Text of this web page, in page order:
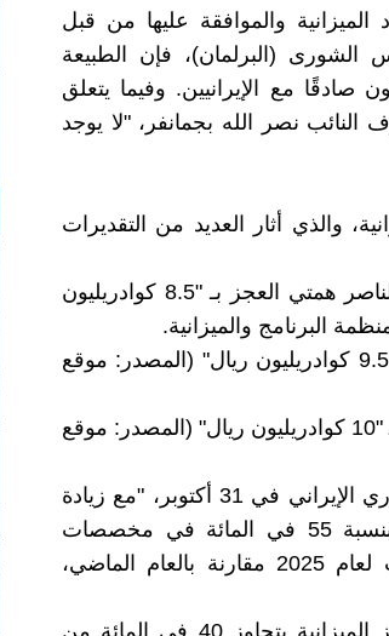
والموافقة عليها من قبل
(البرلمان)، فإن الطبيعة
صادقًا مع الإيرانيين. وفيما يتعلق
النائب نصر الله بجمانفر، "لا يوجد
والذي أثار العديد من التقديرات
- قدر وزير الشؤون الاقتصادية والمالية عبد الناصر همتي العجز بـ "8.5 كوادريليون
البرنامج والميزانية.
- قدر موقع إلكتروني تابع للحكومة العجز بـ "9.5 كوادريليون ريال" (المصدر: موقع
- توقع نائب الرئيس محمد رضا عارف العجز بـ "10 كوادريليون ريال" (المصدر: موقع
- أعلنت وكالة أنباء فارس التابعة للحرس الثوري الإيراني في 31 أكتوبر، "مع زيادة
بنسبة 42 في المائة في الإيرادات وزيادة بنسبة 55 في المائة في مخصصات
الإنفاق، اتسعت الفجوة بين الدخل والنفقات لعام 2025 مقارنة بالعام الماضي،
– زعم موقع جهان صنعت الإخباري أن "عجز الميزانية يتجاوز 40 في المائة من